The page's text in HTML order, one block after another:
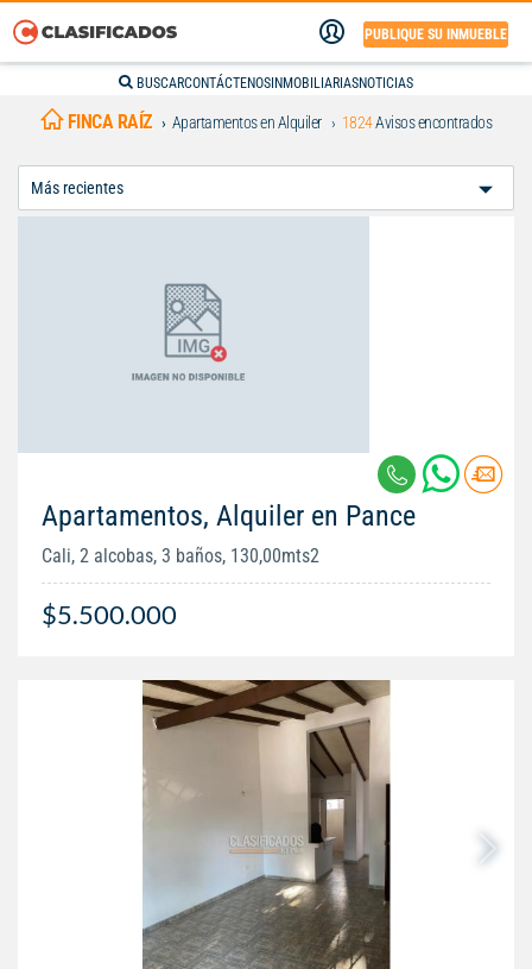
PUBLIQUE SU INMUEBLE
BUSCARCONTÁCTENOS INMOBILIARIASNOTICIAS
FINCA RAÍZ Apartamentos en Alquiler 1824Avisos encontrados
Apartamentos, Alquiler en Pance
Cali, 2 alcobas, 3 baños, 130,00mts2
$5.500.000